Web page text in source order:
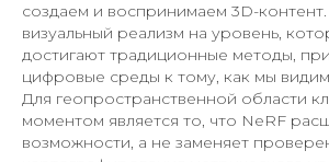
создаем и воспринимаем 3D-
визуальный реализм на уровень,
достигают традиционные методы,
цифровые среды к тому, как мы
Для геопространственной области
моментом является то, что NeRF
возможности, а не заменяет